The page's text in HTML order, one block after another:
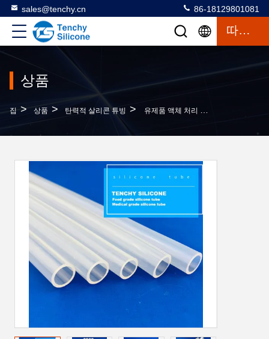
sales@tenchy.cn 86-18129801081
따옴표
상품
집 > 상품 > 탄력적 살리콘 튜빙 > 유제품 액체 처리 맛없는 80A 순수 식품 등급 실리콘 튜브